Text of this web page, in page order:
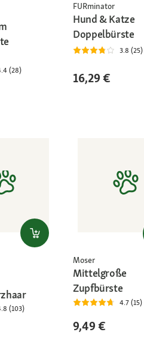
(28)
FURminator
Hund & Katze
Doppelbürste
3.8 (25)
16,29 €
(103)
Moser
Mittelgroße
Zupfbürste
4.7 (15)
9,49 €